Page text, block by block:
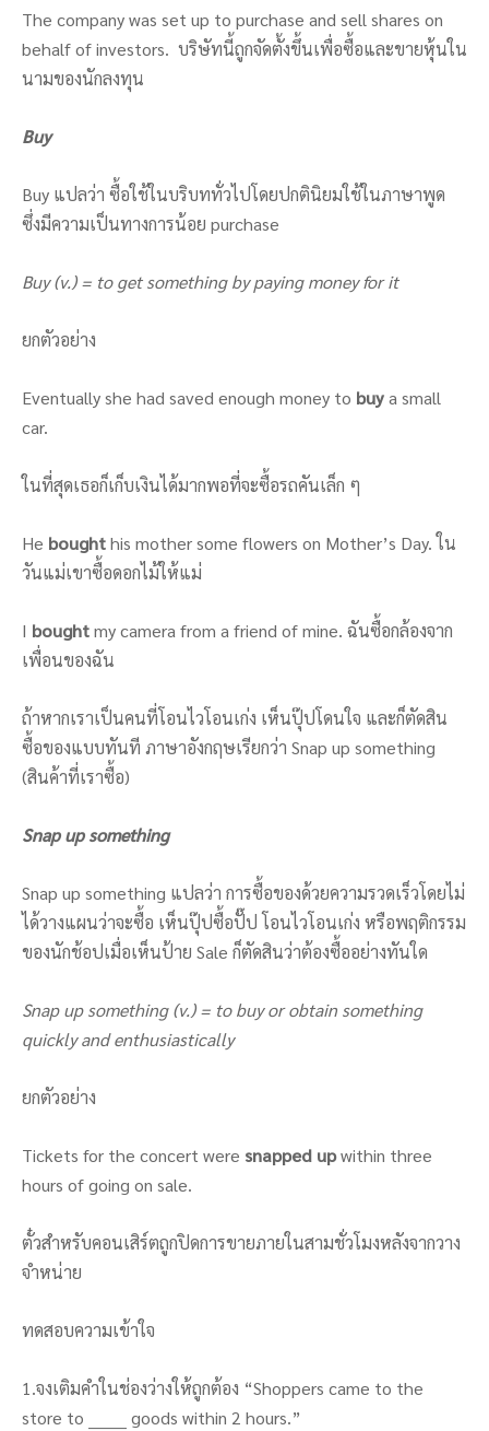
The company was set up to purchase and sell shares on
behalf of investors. บริษัทนี้ถูกจัดตั้งขึ้นเพื่อซื้อและขายหุ้นใน
นามของนักลงทุน
Buy
Buy แปลว่า ซื้อใช้ในบริบททั่วไปโดยปกตินิยมใช้ในภาษาพูด
ซึ่งมีความเป็นทางการน้อย purchase
Buy (v.) = to get something by paying money for it
ยกตัวอย่าง
Eventually she had saved enough money to buya small
car.
ในที่สุดเธอก็เก็บเงินได้มากพอที่จะซื้อรถคันเล็ก ๆ
He boughthis mother some flowers on Mother’s Day. ใน
วันแม่เขาซื้อดอกไม้ให้แม่
I boughtmy camera from a friend of mine. ฉันซื้อกล้องจาก
เพื่อนของฉัน
ถ้าหากเราเป็นคนที่โอนไวโอนเก่ง เห็นปุ๊ปโดนใจ และก็ตัดสิน
ซื้อของแบบทันที ภาษาอังกฤษเรียกว่า Snap up something
(สินค้าที่เราซื้อ)
Snap up something
Snap up something แปลว่า การซื้อของด้วยความรวดเร็วโดยไม่
ได้วางแผนว่าจะซื้อ เห็นปุ๊ปซื้อปั๊ป โอนไวโอนเก่ง หรือพฤติกรรม
ของนักช้อปเมื่อเห็นป้าย Sale ก็ตัดสินว่าต้องซื้ออย่างทันใด
Snap up something (v.) = to buy or obtain something
quickly and enthusiastically
ยกตัวอย่าง
Tickets for the concert were snapped upwithin three
hours of going on sale.
ตั๋วสำหรับคอนเสิร์ตถูกปิดการขายภายในสามชั่วโมงหลังจากวาง
จำหน่าย
ทดสอบความเข้าใจ
1.จงเติมคำในช่องว่างให้ถูกต้อง “Shoppers came to the
store to _______ goods within 2 hours.”